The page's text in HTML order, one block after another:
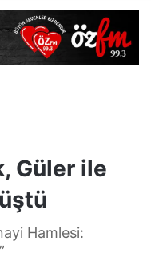
Güler ile
Hamlesi: